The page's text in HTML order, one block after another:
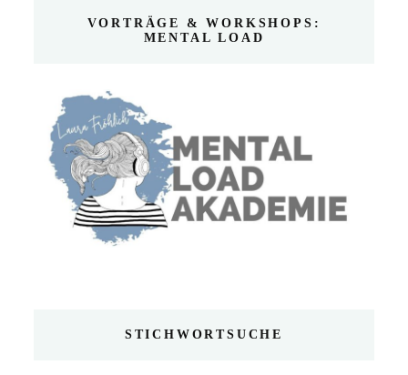
VORTRÄGE & WORKSHOPS:
MENTAL LOAD
STICHWORTSUCHE